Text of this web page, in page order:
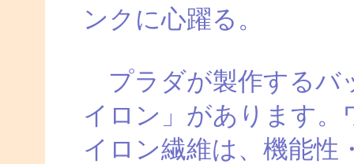
ンクに心躍る。
プラダが製作するバ
イロン」があります
イロン繊維は、機能性